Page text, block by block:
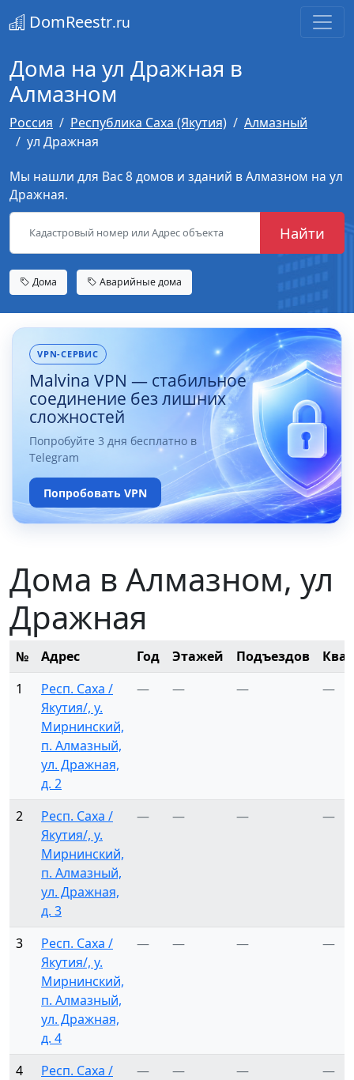
DomReestr.ru
Дома на ул Дражная в
Алмазном
Россия Республика Саха (Якутия)
Алмазный
ул Дражная
Мы нашли для Вас 8 домов и зданий в Алмазном на ул
Дражная.
Найти
Дома Аварийные дома
VPN-СЕРВИС
Malvina VPN — стабильное
соединение без лишних
сложностей
Попробуйте 3 дня бесплатно в
Telegram
Попробовать VPN
Дома в Алмазном, ул
Дражная
№ Адрес Год Этажей Подъездов
1
Респ. Саха /
Якутия/, у.
Мирнинский,
п. Алмазный,
ул. Дражная,
д. 2
— — — —
2
Респ. Саха /
Якутия/, у.
Мирнинский,
п. Алмазный,
ул. Дражная,
д. 3
— — — —
3
Респ. Саха /
Якутия/, у.
Мирнинский,
п. Алмазный,
ул. Дражная,
д. 4
— — — —
4
Респ. Саха /
— — — —